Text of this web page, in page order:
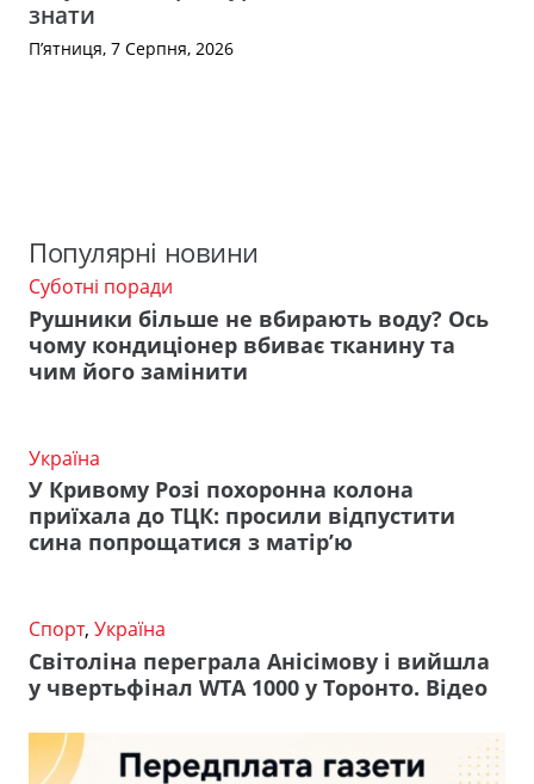
знати
П’ятниця, 7 Серпня, 2026
Популярні новини
Суботні поради
Рушники більше не вбирають воду? Ось
чому кондиціонер вбиває тканину та
чим його замінити
Україна
У Кривому Розі похоронна колона
приїхала до ТЦК: просили відпустити
сина попрощатися з матір’ю
Спорт, Україна
Світоліна переграла Анісімову і вийшла
у чвертьфінал WTA 1000 у Торонто. Відео